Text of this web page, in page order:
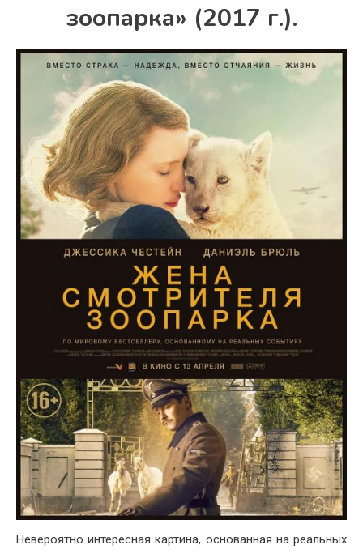
зоопарка» (2017 г.).
Невероятно интересная картина, основанная на реальных